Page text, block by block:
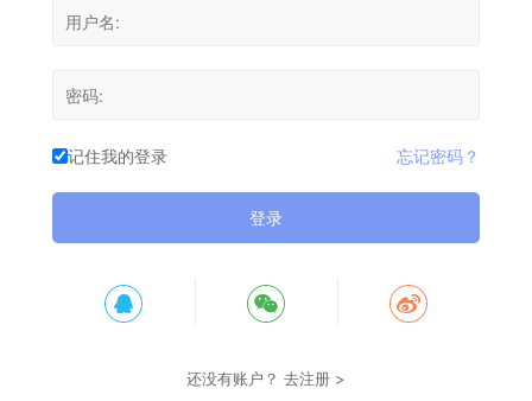
记住我的登录 忘记密码？
登录
还没有账户？ 去注册 >